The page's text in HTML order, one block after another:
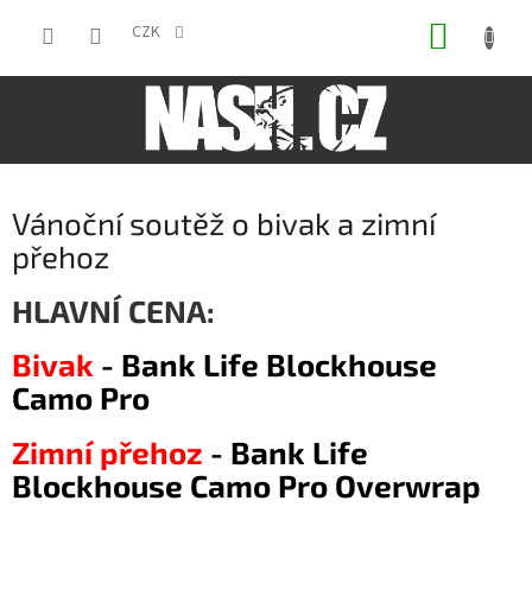
CZK
Vánoční soutěž o bivak a zimní
přehoz
HLAVNÍ CENA:
Bivak - Bank Life Blockhouse
Camo Pro
Zimní přehoz - Bank Life
Blockhouse Camo Pro Overwrap